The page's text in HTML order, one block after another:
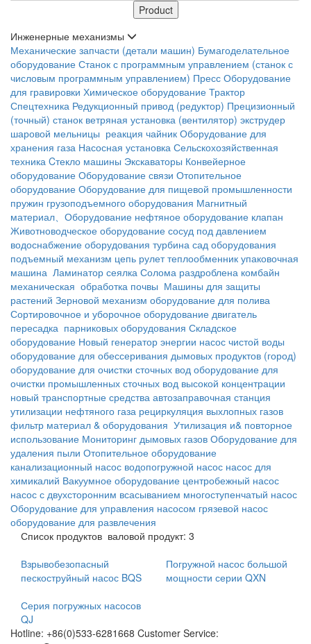
Product
Инженерные механизмы
Механические запчасти (детали машин) Бумагоделательное
оборудование Станок с программным управлением (станок с
числовым программным управлением) Пресс Оборудование
для гравировки Химическое оборудование Трактор
Спецтехника Редукционный привод (редуктор) Прецизионный
(точный) станок ветряная установка (вентилятор) экструдер
шаровой мельницы реакция чайник Оборудование для
хранения газа Насосная установка Сельскохозяйственная
техника Cтекло машины Экскаваторы Конвейерное
оборудование Оборудование связи Отопительное
оборудование Оборудование для пищевой промышленности
пружин грузоподъемного оборудования Магнитный
материал、Оборудование нефтяное оборудование клапан
Животноводческое оборудование сосуд под давлением
водоснабжение оборудования турбина сад оборудования
подъемный механизм цепь рулет теплообменник упаковочная
машина Ламинатор сеялка Солома раздроблена комбайн
механическая обработка почвы Машины для защиты
растений Зерновой механизм оборудование для полива
Сортировочное и уборочное оборудование двигатель
пересадка парниковых оборудования Складское
оборудование Новый генератор энергии насос чистой воды
оборудование для обессеривания дымовых продуктов (город)
оборудование для очистки сточных вод оборудование для
очистки промышленных сточных вод высокой концентрации
новый транспортные средства автозаправочная станция
утилизации нефтяного газа рециркуляция выхлопных газов
фильтр материал & оборудования Утилизация и& повторное
использование Мониторинг дымовых газов Оборудование для
удаления пыли Отопительное оборудование
канализационный насос водопогружной насос насос для
химикалий Вакуумное оборудование центробежный насос
насос с двухсторонним всасыванием многоступенчатый насос
Оборудование для управления насосом грязевой насос
оборудование для развлечения
Список продуктов валовой продукт: 3
Взрывобезопасный
пескоструйный насос BQS
Погружной насос большой
мощности серии QXN
Серия погружных насосов
QJ
Hotline: +86(0)533-6281668 Customer Service: